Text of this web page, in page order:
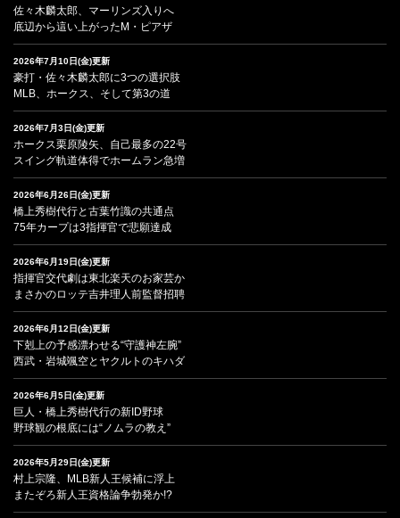
佐々木麟太郎、マーリンズ入りへ
底辺から這い上がったM・ピアザ
2026年7月10日(金)更新
豪打・佐々木麟太郎に3つの選択肢
MLB、ホークス、そして第3の道
2026年7月3日(金)更新
ホークス栗原陵矢、自己最多の22号
スイング軌道体得でホームラン急増
2026年6月26日(金)更新
橋上秀樹代行と古葉竹識の共通点
75年カープは3指揮官で悲願達成
2026年6月19日(金)更新
指揮官交代劇は東北楽天のお家芸か
まさかのロッテ吉井理人前監督招聘
2026年6月12日(金)更新
下剋上の予感漂わせる“守護神左腕”
西武・岩城颯空とヤクルトのキハダ
2026年6月5日(金)更新
巨人・橋上秀樹代行の新ID野球
野球観の根底には“ノムラの教え”
2026年5月29日(金)更新
村上宗隆、MLB新人王候補に浮上
またぞろ新人王資格論争勃発か!?